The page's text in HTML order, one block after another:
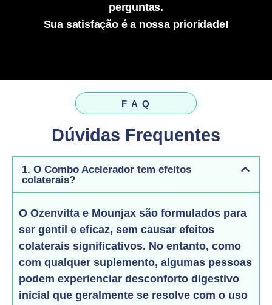
perguntas.
Sua satisfação é a nossa prioridade!
F A Q
Dúvidas Frequentes
1. O Combo Acelerador tem efeitos
colaterais?
O Ozenvitta e Mounjax são formulados para
ser gentil e eficaz, sem causar efeitos
colaterais significativos. No entanto, como
com qualquer suplemento, algumas pessoas
podem experienciar desconforto digestivo
inicial que geralmente se resolve com o uso